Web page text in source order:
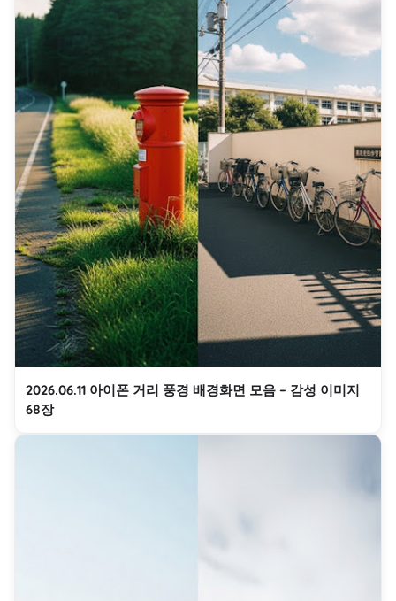
2026.06.11 아이폰 거리 풍경 배경화면 모음 – 감성 이미지
68장